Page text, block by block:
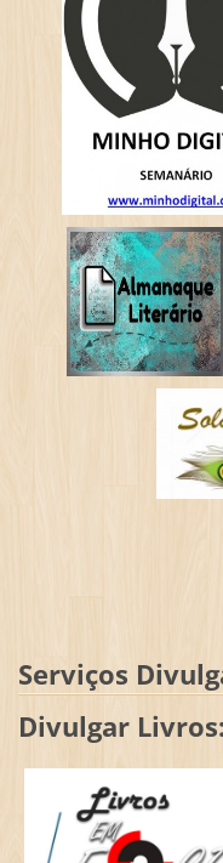
Serviços
Divulgar Livros: